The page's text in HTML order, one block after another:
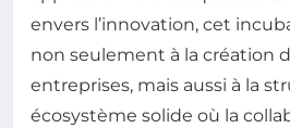
envers l’innovation, cet
non seulement à la création
entreprises, mais aussi à la
écosystème solide où la